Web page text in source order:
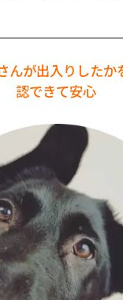
んが出入りしたか
認できて安心